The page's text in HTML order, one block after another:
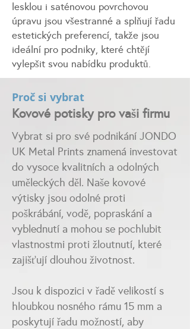
lesklou i saténovou povrchovou
úpravu jsou všestranné a splňují řadu
estetických preferencí, takže jsou
ideální pro podniky, které chtějí
vylepšit svou nabídku produktů.
Proč si vybrat
Kovové potisky pro vaši firmu
Vybrat si pro své podnikání JONDO
UK Metal Prints znamená investovat
do vysoce kvalitních a odolných
uměleckých děl. Naše kovové
výtisky jsou odolné proti
poškrábání, vodě, popraskání a
vyblednutí a mohou se pochlubit
vlastnostmi proti žloutnutí, které
zajišťují dlouhou životnost.
Jsou k dispozici v řadě velikostí s
hloubkou nosného rámu 15 mm a
poskytují řadu možností, aby